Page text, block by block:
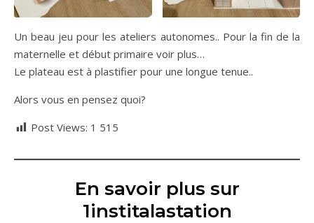
Un beau jeu pour les ateliers autonomes.. Pour la fin de la
maternelle et début primaire voir plus…
Le plateau est à plastifier pour une longue tenue..
Alors vous en pensez quoi?
Post Views: 1 515
En savoir plus sur
1institalastation